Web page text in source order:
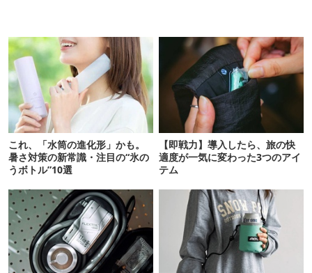
これ、「水筒の進化形」かも。
暑さ対策の新常識・注目の“氷の
うボトル”10選
【即戦力】導入したら、旅の快
適度が一気に変わった3つのアイ
テム